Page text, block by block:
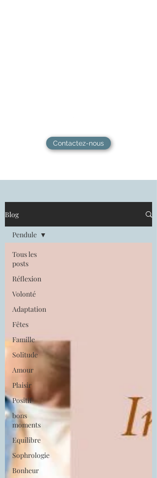
Contactez-nous
Blog
Tous les
posts
Réflexion
Volonté
Adaptation
Fêtes
Famille
Solitude
Amour
Plaisir
Positif
bons
moments
Equilibre
Sophrologie
Bonheur
Pendule